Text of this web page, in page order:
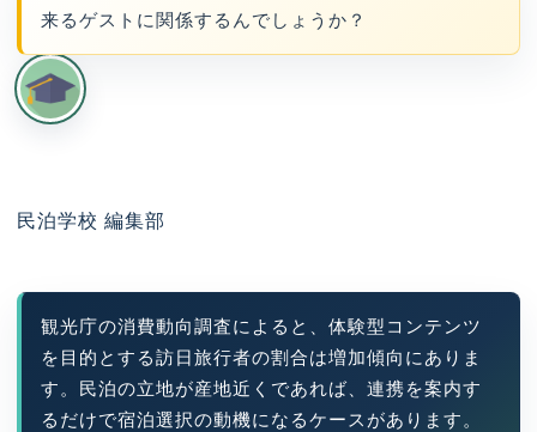
来るゲストに関係するんでしょうか？
民泊学校 編集部
観光庁の消費動向調査によると、体験型コンテンツ
を目的とする訪日旅行者の割合は増加傾向にありま
す。民泊の立地が産地近くであれば、連携を案内す
るだけで宿泊選択の動機になるケースがあります。